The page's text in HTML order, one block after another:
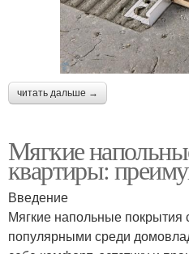
читать дальше →
Мягкие
квартиры:
Введение
Мягкие напольные покрытия
популярными среди